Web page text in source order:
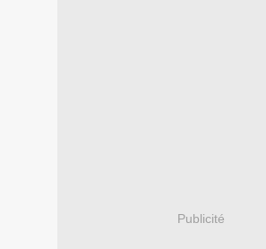
Publicité